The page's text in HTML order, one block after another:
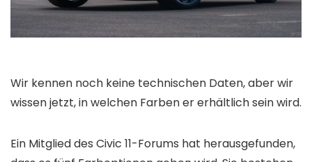
Wir kennen noch keine technischen Daten, aber wir
wissen jetzt, in welchen Farben er erhältlich sein wird.
Ein Mitglied des Civic 11-Forums hat herausgefunden,